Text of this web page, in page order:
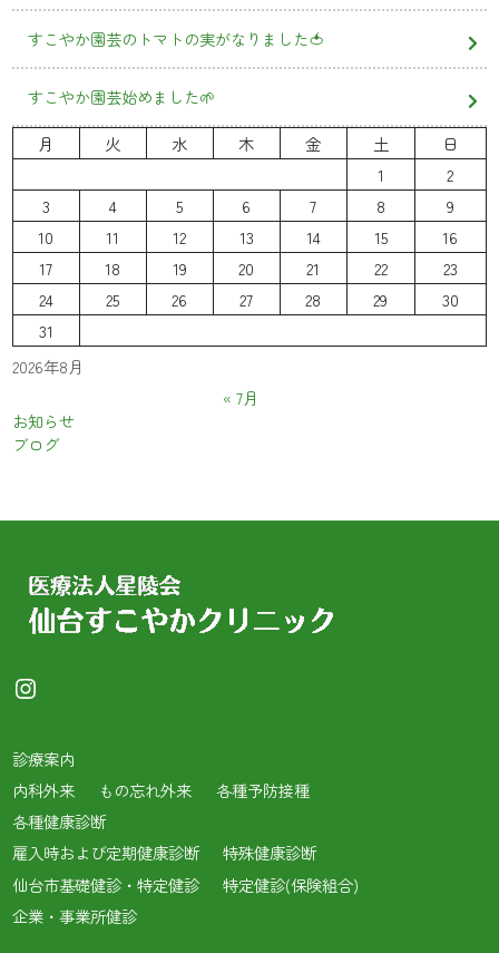
すこやか園芸のトマトの実がなりました🍅
すこやか園芸始めました🌱
2026年8月
月 火 水 木 金 土
日
1
2
3
4 5 6 7 8
9
10
11 12 13 14 15
16
17
18 19 20 21 22
23
24
25 26 27 28 29
30
31
« 7月
お知らせ
ブログ
Instagram
診療案内
内科外来
もの忘れ外来
各種予防接種
各種健康診断
雇入時および定期健康診断
特殊健康診断
仙台市基礎健診・特定健診
特定健診(保険組合)
企業・事業所健診